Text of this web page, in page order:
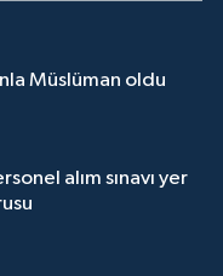
Müslüman oldu
alım sınavı yer